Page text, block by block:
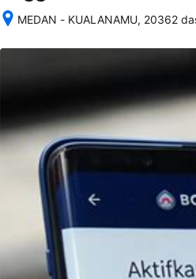
MEDAN - KUALANAMU, 20362
memesan,
termasuk
nomor
telepon
alamat
akan
disertakan
dalam
konfirmasi
pemesanan
dan